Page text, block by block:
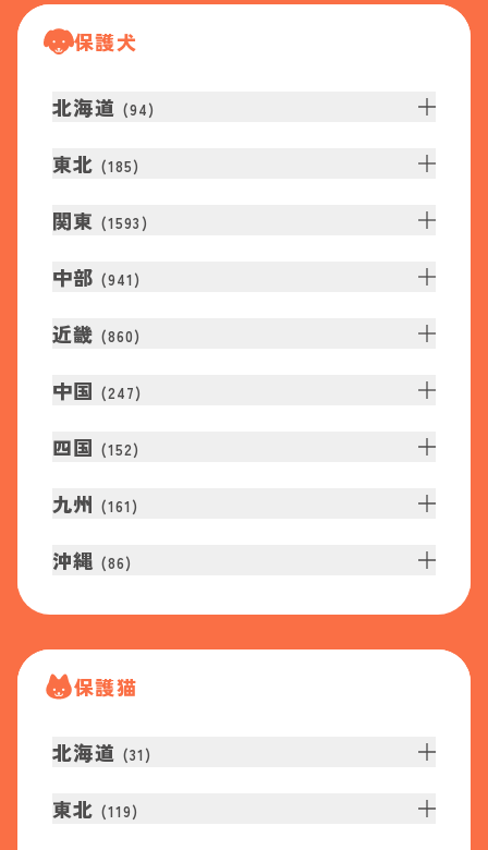
保護犬
北海道 (94)
東北 (185)
関東 (1593 )
中部 (941 )
近畿 (860)
中国 (247)
四国 (152)
九州 (161 )
沖縄 (86)
保護猫
北海道 (31 )
東北 (119)